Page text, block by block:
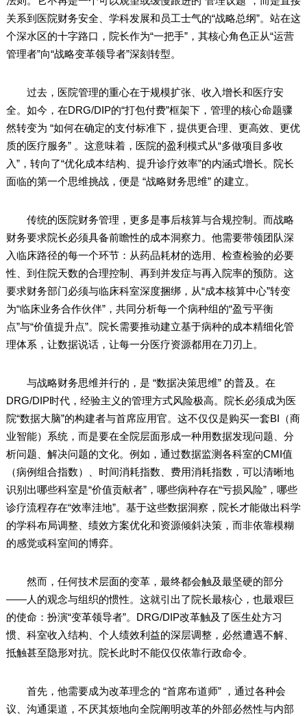
关系到医院财务安全、学科发展和员工士气的“战略总纲”。站在这
个深水区的十字路口，院长作为“一把手”，其核心角色正从“运营
管理者”向“战略变革领导者”深刻转型。
过去，医院管理的重心在于规模扩张、收入增长和医疗安
全。如今，在DRG/DIP的“打包付费”框架下，管理的核心命题骤
然转变为 “如何在确定的支付标准下，提供更合理、更高效、更优
质的医疗服务” 。这意味着，医院的盈利模式从“多做项目多收
入”，转向了“优化成本结构、提升诊疗效率”的内涵式增长。院长
面临的第一个思维挑战，便是 “战略财务思维” 的建立。
传统的医院财务管理，更多是事后核算与合规控制。而战略
财务要求院长必须具备前瞻性的成本洞察力。他需要带领团队深
入临床路径的每一个环节：从药品耗材的选用、检查检验的必要
性、到住院天数的合理控制、再到并发症与再入院率的预防。这
要求财务部门必须与临床科室深度捆绑，从“成本核算中心”转变
为“临床业务合作伙伴”，共同分析每一个病种组的“盈亏平衡
点”与“价值提升点”。院长需要推动建立基于病种的成本精细化管
理体系，让数据说话，让每一分医疗资源都用在刀刃上。
与战略财务思维并行的，是 “数据决策思维” 的普及。在
DRG/DIP时代，经验主义的管理方式风险极高。院长必须成为医
院“数据大脑”的构建者与首席应用官。这不仅仅是购买一套BI（商
业智能）系统，而是要在全院层面形成一种用数据发现问题、分
析问题、解决问题的文化。例如，通过数据监测各科室的CMI值
（病例组合指数）、时间消耗指数、费用消耗指数，可以清晰地
识别出哪些科室是“价值贡献者”，哪些病种存在“亏损风险”，哪些
诊疗流程存在“效率洼地”。基于这些数据洞察，院长才能做出科学
的学科布局调整、绩效方案优化和资源倾斜决策，而非依靠模糊
的感觉或科室间的博弈。
然而，任何技术层面的变革，最终都会触及最坚硬的部分
——人的观念与组织的惯性。这就引出了院长最核心，也最艰巨
的使命：扮演“变革领导者”。DRG/DIP改革触及了医生处方习
惯、科室收入结构、个人绩效利益的深层调整，必然遭遇不解、
抵触甚至隐形对抗。院长此时不能仅仅依靠行政命令。
首先，他需要成为改革理念的 “首席布道师” ，通过各种会
议、沟通渠道，不厌其烦地向全院阐明改革的外部必然性与内部